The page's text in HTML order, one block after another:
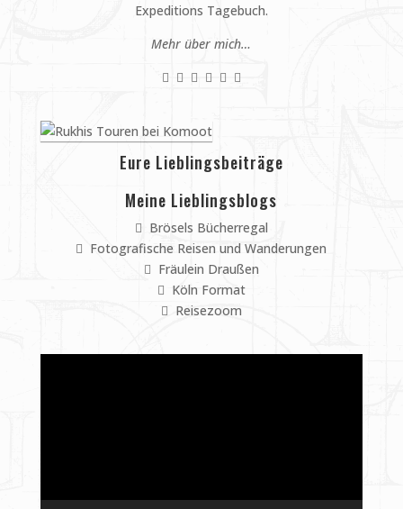
Expeditions Tagebuch.
Mehr über mich…
Eure Lieblingsbeiträge
Meine Lieblingsblogs
Brösels Bücherregal
Fotografische Reisen und Wanderungen
Fräulein Draußen
Köln Format
Reisezoom